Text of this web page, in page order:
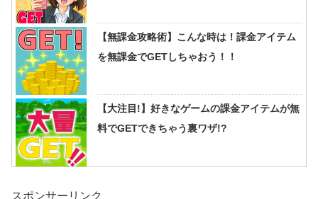
【無課金攻略術】こんな時は！課金アイテム
を無課金でGETしちゃおう！！
【大注目!】好きなゲームの課金アイテムが無
料でGETできちゃう裏ワザ!?
スポンサーリンク